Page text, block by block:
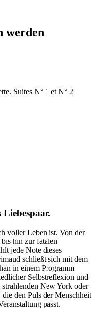
werden
Suites N° 1 et N° 2
Liebespaar.
voller Leben ist. Von der
hin zur fatalen
jede Note dieses
schließt sich mit dem
in einem Programm
Selbstreflexion und
New York oder
den Puls der Menschheit
passt.